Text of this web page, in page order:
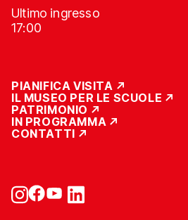
Ultimo ingresso
17:00
PIANIFICA VISITA
IL MUSEO PER LE SCUOLE
PATRIMONIO
IN PROGRAMMA
CONTATTI